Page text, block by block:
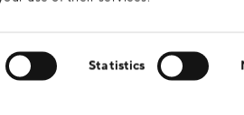
Statistics